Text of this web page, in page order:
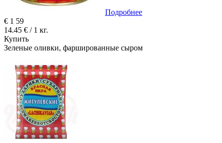
Подробнее
€ 1 59
14.45 € / 1 кг.
Купить
Зеленые оливки, фаршированные сыром